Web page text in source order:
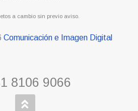
a cambio sin previo aviso.
Comunicación e Imagen Digital
8106 9066